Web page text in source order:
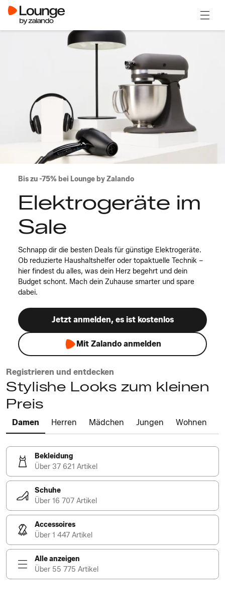
Bis zu -75% bei Lounge by Zalando
Elektrogeräte im
Sale
Schnapp dir die besten Deals für günstige Elektrogeräte.
Ob reduzierte Haushaltshelfer oder topaktuelle Technik –
hier findest du alles, was dein Herz begehrt und dein
Budget schont. Mach dein Zuhause smarter und spare
dabei.
Jetzt anmelden, es ist kostenlos
Mit Zalando anmelden
Registrieren und entdecken
Stylishe Looks zum kleinen
Preis
Damen Herren Mädchen Jungen Wohnen
Bekleidung
Über 37 621 Artikel
Schuhe
Über 16 707 Artikel
Accessoires
Über 1 447 Artikel
Alle anzeigen
Über 55 775 Artikel